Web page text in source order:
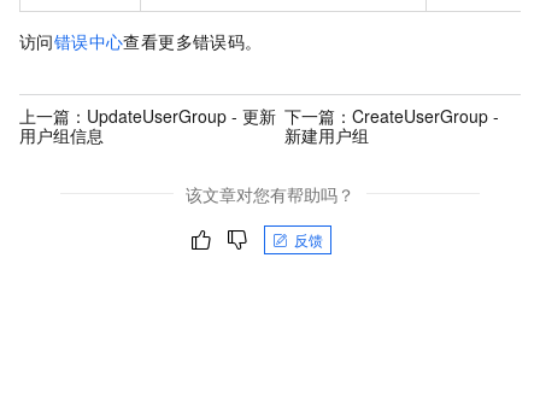
访问错误中心查看更多错误码。
上一篇： UpdateUserGroup - 更新
用户组信息
下一篇：CreateUserGroup -
新建用户组
该文章对您有帮助吗？
反馈